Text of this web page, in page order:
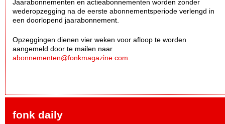
Jaarabonnementen en actieabonnementen worden zonder
wederopzegging na de eerste abonnementsperiode verlengd in
een doorlopend jaarabonnement.
Opzeggingen dienen vier weken voor afloop te worden
aangemeld door te mailen naar
abonnementen@fonkmagazine.com.
fonk daily